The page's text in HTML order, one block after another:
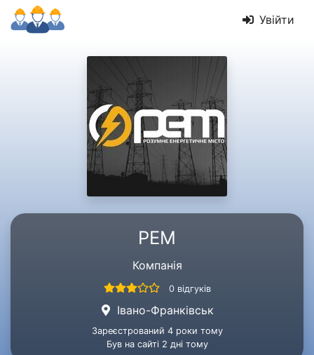
Увійти
РЕМ
Компанія
0 відгуків
Івано-Франківськ
Зареєстрований 4 роки тому
Був на сайті 2 дні тому